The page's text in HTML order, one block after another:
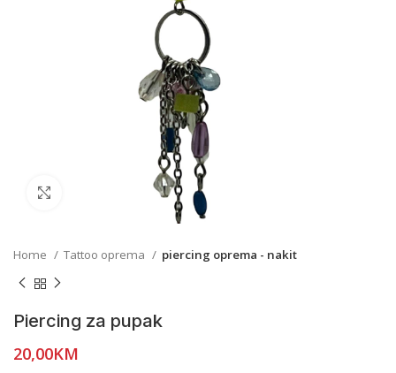
Home Tattoo oprema piercing oprema - nakit
Piercing za pupak
20,00KM